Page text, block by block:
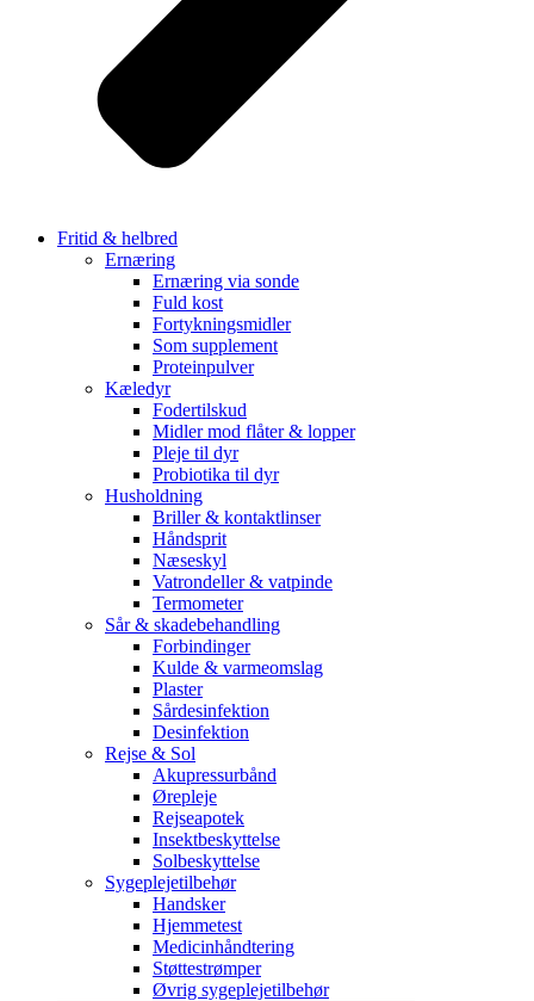
Fritid & helbred
Ernæring
Ernæring via sonde
Fuld kost
Fortykningsmidler
Som supplement
Proteinpulver
Kæledyr
Fodertilskud
Midler mod flåter & lopper
Pleje til dyr
Probiotika til dyr
Husholdning
Briller & kontaktlinser
Håndsprit
Næseskyl
Vatrondeller & vatpinde
Termometer
Sår & skadebehandling
Forbindinger
Kulde & varmeomslag
Plaster
Sårdesinfektion
Desinfektion
Rejse & Sol
Akupressurbånd
Ørepleje
Rejseapotek
Insektbeskyttelse
Solbeskyttelse
Sygeplejetilbehør
Handsker
Hjemmetest
Medicinhåndtering
Støttestrømper
Øvrig sygeplejetilbehør